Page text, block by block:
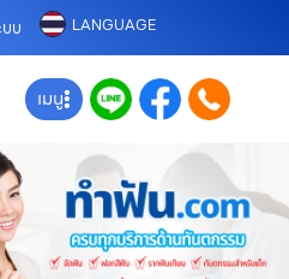
บบ LANGUAGE
เมนู